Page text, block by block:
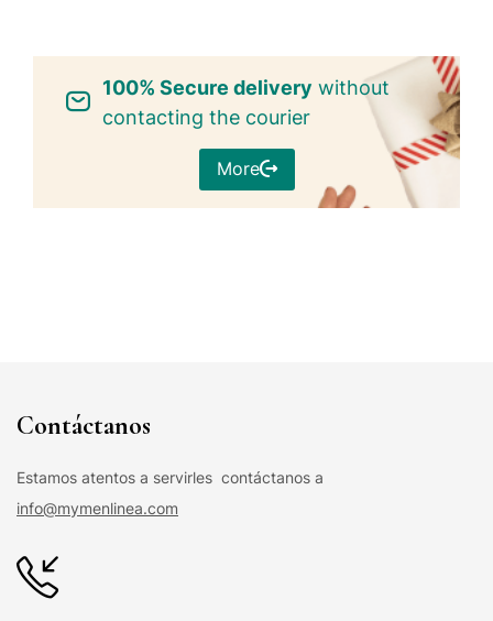
100% Secure delivery without
contacting the courier
More
Contáctanos
Estamos atentos a servirles contáctanos a
info@mymenlinea.com